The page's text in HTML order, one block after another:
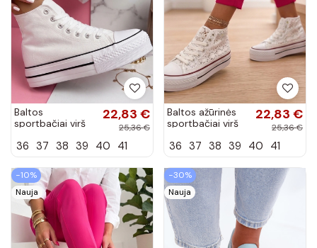
Baltos
sportbačiai virš
22,83 €
25,36 €
36 37 38 39 40 41
Baltos ažūrinės
sportbačiai virš
22,83 €
25,36 €
36 37 38 39 40 41
−10%
Nauja
−30%
Nauja